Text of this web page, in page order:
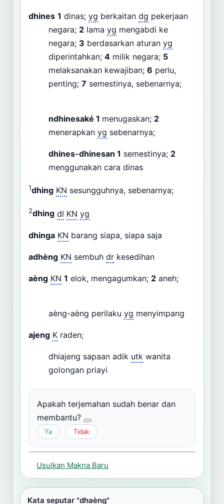
dhines 1 dinas; yg berkaitan dg pekerjaan
negara; 2 lama yg mengabdi ke
negara; 3 berdasarkan aturan yg
diperintahkan; 4 milik negara; 5
melaksanakan kewajiban; 6 perlu,
penting; 7 semestinya, sebenarnya;
ndhinesaké 1 menugaskan; 2
menerapkan yg sebenarnya;
dhines-dhinesan 1 semestinya; 2
menggunakan cara dinas
1dhing KN sesungguhnya, sebenarnya;
2dhing dl KN yg
dhinga KN barang siapa, siapa saja
adhèng KN sembuh dr kesedihan
aèng KN 1 elok, mengagumkan; 2 aneh;
aèng-aèng perilaku yg menyimpang
ajeng K raden;
dhiajeng sapaan adik utk wanita
golongan priayi
Apakah terjemahan sudah benar dan
membantu?
Ya Tidak
Usulkan Makna Baru
Kata seputar "dhaèng"